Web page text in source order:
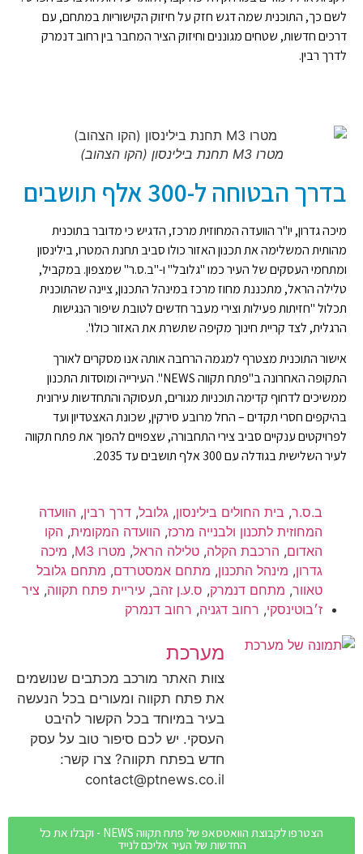
לשם כך, התוכנית שמה דגש חזק על חיזוק הקישוריות במתחם, עם
דרכים חדשות, שטחים מגוננים וחיזוק הציר המחבר בין רחוב דנמרק
לדרך רבין.
מטרו M3 תחנת בילינסון (הקו הצהוב)
בדרך הבטוחה ל-300 אלף תושבים
מיכה גדרון, יו"ר הוועדה המחוזית מרכז, הדגיש כי מדובר בתוכנית
מהותית המשלימה את תכנון האזור כולו סביב תחנת המטרו, בילינסון
ומתחמי העסקים של העיר כמו "גלובל" ו-"ב.ס.ר" שמצפון. במקביל,
טלילה הראל, מתכננת מחוז מרכז במינהל התכנון, ציינה שהתוכנית
תכלול "חזיתות פעילות וצירי מעבר חדשים לטובת שיפור הנגישות
הרגלית, לצד קריית חינוך מקיפה שתשרת את האזור כולו".
אישור התוכנית מצטרף למגמה הרחבה אותה אנו מסקרים לאורך
התקופה האחרונה ב"פתח תקווה NEWS". העירייה ומוסדות התכנון
ממשיכים לדחוף קדימה תוכניות מגורים, תעסוקה והתחדשות עירונית
בהיקפים חסרי תקדים – החל מרובע סירקין, שכונת האצטדיון ועד
לפרויקטים ענקיים סביב צירי התחבורה, שצפויים להפוך את פתח תקווה
לעיר השלישית בגודלה עם 300 אלף תושבים עד 2035.
ב.ס.ר, בית החולים בילינסון, גלובל, דרך רבין, הוועדה
המחוזית לתכנון ולבנייה מרכז, הוועדה המקומית, הקו
האדום, הרכבת הקלה, טלילה הראל, מטרו M3 , מיכה
גדרון, מינהל התכנון, מתחם אמסטרדם, מתחם גלובל
טאוור, מתחם דנמרק, ס.ע.ן זהב, עיריית פתח תקווה, ציר
ז׳בוטינסקי, רחוב דגניה, רחוב דנמרק
מערכת
צוות האתר מורכב מכתבים שנושמים
את פתח תקווה ומעורים בכל הנעשה
בעיר במיוחד בכל הקשור להיבט
העסקי. יש לכם סיפור טוב על עסק
חדש בפתח תקווה? צרו קשר:
contact@ptnews.co.il
הצטרפו לקבוצת הוואטסאפ של פתח תקווה NEWS - וקבלו את כל
החדשות של העיר אליכם לנייד